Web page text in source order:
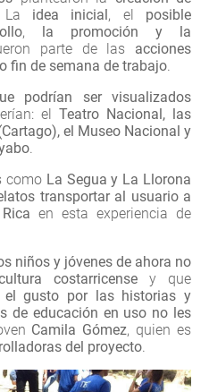
idea inicial, el posible
, la promoción y la
parte de las acciones
fin de semana de trabajo.
podrían ser visualizados
el Teatro Nacional, las
el Museo Nacional y
.
como La Segua y La Llorona
transportar al usuario a
en esta experiencia de
niños y jóvenes de ahora no
costarricense y que
el gusto por las historias y
de educación en uso no les
Camila Gómez, quien es
del proyecto.